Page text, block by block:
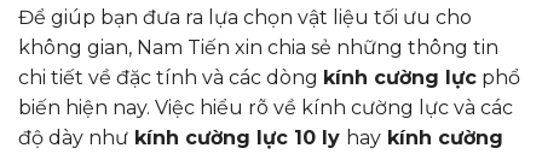
Để giúp bạn đưa ra lựa chọn vật liệu tối ưu cho
không gian, Nam Tiến xin chia sẻ những thông tin
chi tiết về đặc tính và các dòng kính cường lực phổ
biến hiện nay. Việc hiểu rõ về kính cường lực và các
độ dày như kính cường lực 10 ly hay kính cường